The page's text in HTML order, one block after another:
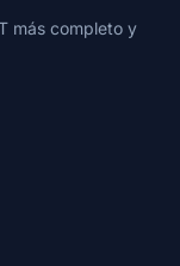
más completo y